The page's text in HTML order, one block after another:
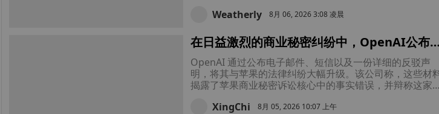
Weatherly
8月 06, 2026 3:08 凌晨
在日益激烈的商业秘密纠纷中，OpenAI公布
苹果员工的短信内容
OpenAI 通过公布电子邮件、短信以及一份详细的反驳声
明，将其与苹果的法律纠纷大幅升级。该公司称，这些材
揭露了苹果商业秘密诉讼核心中的事实错误，并辩称这家
XingChi 8月 05, 2026 10:07 上午